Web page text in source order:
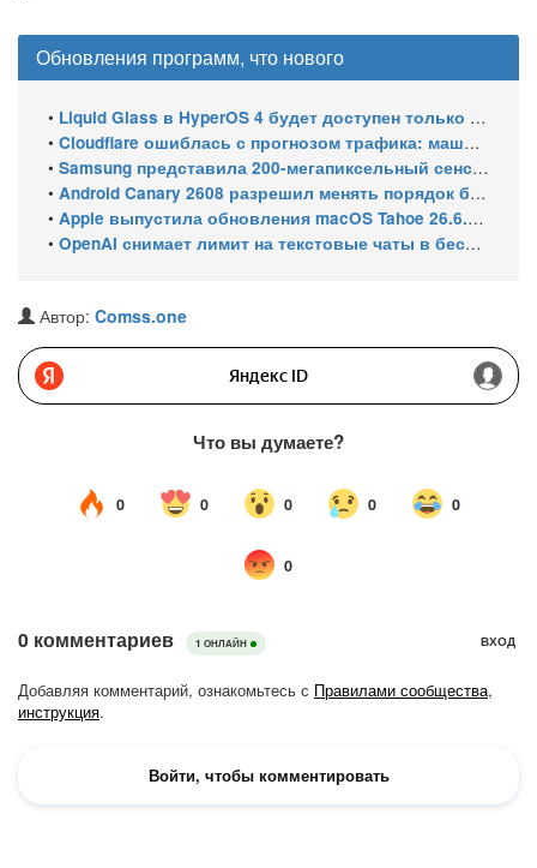
Обновления программ, что нового
• Liquid Glass в HyperOS 4 будет доступен только на флагманских чипсетах
• Cloudflare ошиблась с прогнозом трафика: машины обошли людей в мае 2026
• Samsung представила 200-мегапиксельный сенсор ISOCELL HPC с DeepPix
• Android Canary 2608 разрешил менять порядок блоков шторки
• Apple выпустила обновления macOS Tahoe 26.6.1, Sequoia 15.7.9 и Sonoma 14.8.9 для устранения уязвимости общего доступа к экрану
• OpenAI снимает лимит на текстовые чаты в бесплатном ChatGPT
Автор: Comss.one